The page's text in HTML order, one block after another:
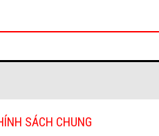
SÁCH CHUNG